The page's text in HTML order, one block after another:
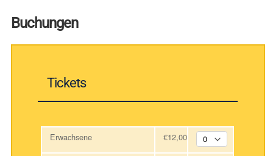
Buchungen
Tickets
Erwachsene €12,00